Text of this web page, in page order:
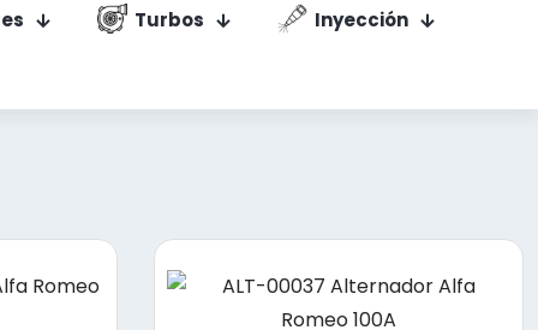
Turbos
Inyección